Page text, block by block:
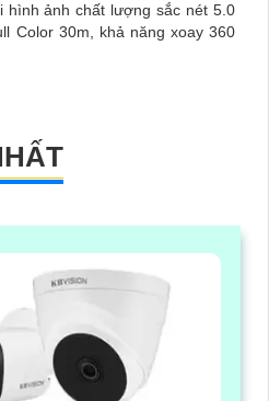
hình ảnh chất lượng sắc nét 5.0
Color 30m, khả năng xoay 360